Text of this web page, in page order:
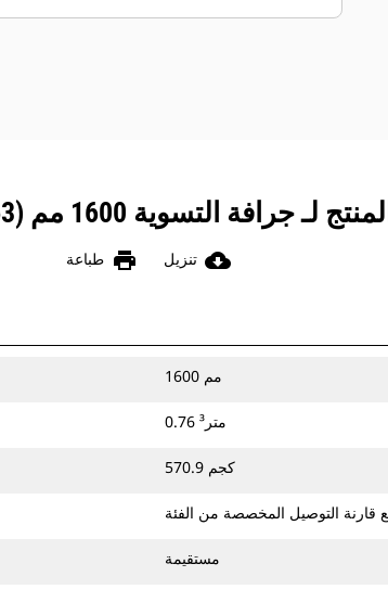
ماكينتك مباشرةً أو استخدامها مع قارنة
التسوية 1600 مم (63 بوصة): 512-8410
cloud_download تنزيل print طباعة
1600 مم
0.76 متر³
570.9 كجم
مستقيمة